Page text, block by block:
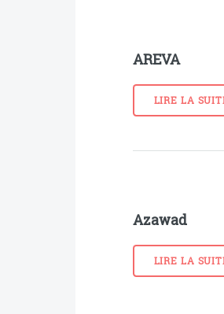
AREVA
LIRE LA
Azawad
LIRE LA